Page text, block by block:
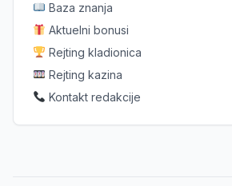
Baza znanja
Aktuelni bonusi
Rejting kladionica
Rejting kazina
Kontakt redakcije